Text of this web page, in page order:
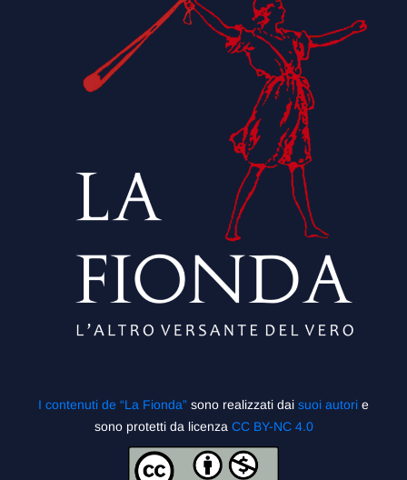
I contenuti de “La Fionda” sono realizzati dai suoi autori e
sono protetti da licenza CC BY-NC 4.0